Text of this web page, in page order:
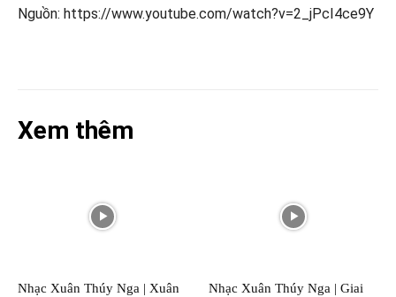
Nguồn: https://www.youtube.com/watch?v=2_jPcI4ce9Y
Xem thêm
Nhạc Xuân Thúy Nga | Xuân
Nhạc Xuân Thúy Nga | Giai